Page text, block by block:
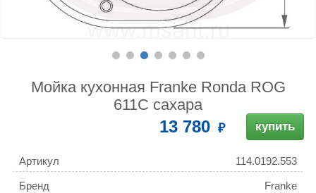
Мойка кухонная Franke Ronda ROG
611С сахара
13 780 купить
Артикул 114.0192.553
Бренд Franke